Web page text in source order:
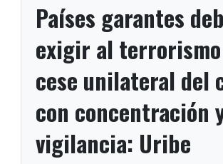
Países garantes
exigir al
cese unilateral del
con concentración
vigilancia: Uribe